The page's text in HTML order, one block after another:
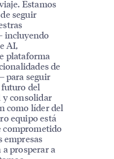
Estamos
seguir
incluyendo
AI,
plataforma
de
para seguir
del
consolidar
como líder del
equipo está
comprometido
empresas
prosperar a